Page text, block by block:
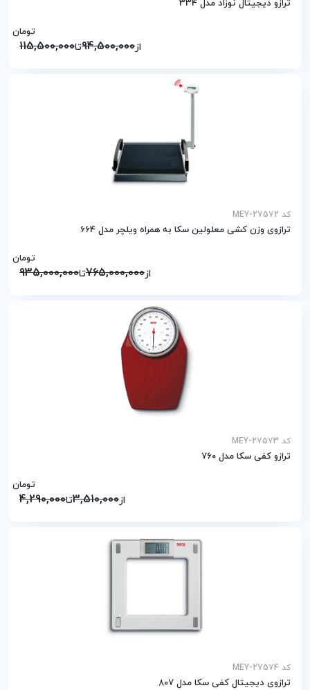
ترازو دیجیتال نوزاد مدل 334
از94,500,000تا115,500,000
تومان
کد MEY-27572
ترازوی وزن کشی معلولین سکا به همراه ویلچر مدل 664
از765,000,000تا935,000,000
تومان
کد MEY-27573
ترازو کفی سکا مدل 760
از3,510,000تا4,290,000
تومان
کد MEY-27574
ترازوی دیجیتال کفی سکا مدل 807